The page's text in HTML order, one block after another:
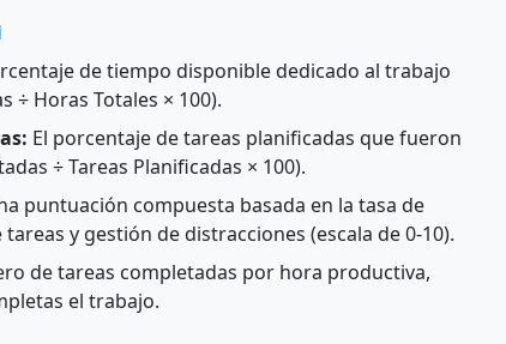
de tiempo disponible dedicado al trabajo
÷ Horas Totales × 100).
El porcentaje de tareas planificadas que fueron
÷ Tareas Planificadas × 100).
puntuación compuesta basada en la tasa de
y gestión de distracciones (escala de 0-10).
de tareas completadas por hora productiva,
el trabajo.